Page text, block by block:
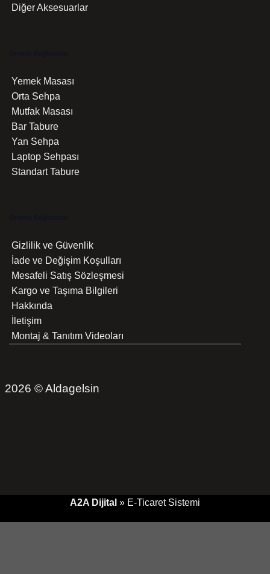
Diğer Aksesuarlar
Yemek Masası
Orta Sehpa
Mutfak Masası
Bar Tabure
Yan Sehpa
Laptop Sehpası
Standart Tabure
Gizlilik ve Güvenlik
İade ve Değişim Koşulları
Mesafeli Satış Sözleşmesi
Kargo ve Taşıma Bilgileri
Hakkında
İletişim
Montaj & Tanıtım Videoları
2026 © Aldagelsin
A2A Dijital » E-TicaretSistemi